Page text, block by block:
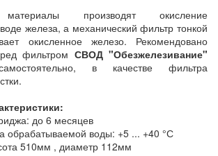
материалы производят окисление
железа, а механический фильтр тонкой
окисленное железо. Рекомендовано
фильтром СВОД "Обезжелезивание"
в качестве фильтра
до 6 месяцев
обрабатываемой воды: +5 ... +40 °С
510мм , диаметр 112мм